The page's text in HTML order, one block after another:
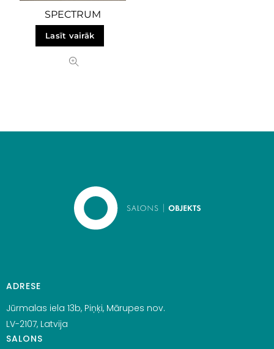
SPECTRUM
Lasīt vairāk
ADRESE
Jūrmalas iela 13b, Piņķi, Mārupes nov.
LV-2107, Latvija
SALONS